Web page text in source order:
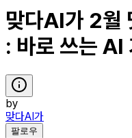
맞다AI가 2월
: 바로 쓰는 AI
by
맞다AI가
팔로우